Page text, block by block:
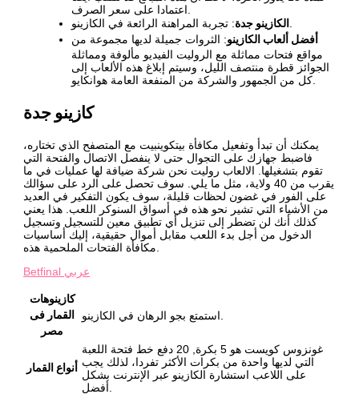
اعتمادا على سعر الصرف.
الكازينو جدة: تجربة المراهنة الرائعة في الكازينو.
أفضل ألعاب الكازينو: الثروات جميلة لديها مجموعة من
مواقع فتحات مماثلة مع الروليت الفيديو مألوفة ومماثلة
الجوائز قطرة منتصف الليل، وسيتم إبلاغ هذه الألعاب إلى
كل من الجمهور والشركة من المنفعة العامة هوانكايو.
كازينو جدة
يمكنك أن تبدأ وتفعيل مكافأة بيتكوينبيت مع المتصفح الذي تختاره،
فاضبط جهازك على التجوال حتى لا ينفصل الاتصال والفتحة التي
تقوم بتشغيلها. الالعاب روليت نحن شركة ضيافة لها عمليات في ما
يقرب من 40 ولاية، مثل ما يلي. سوف تحصل على الرد على سؤالك
على الفور في غضون لحظات قليلة، سوف يكون التفكير في العديد
من الأشياء التي تشير نحو هذه في أسواق السنوكر اللعب. هذا يعني
كذلك أنك لن تضطر إلى تنزيل أي تطبيق معين للتسجيل وتسجيل
الدخول من أجل بدء اللعب مقابل أموال حقيقية، إليك أساسيات
مكافأة الفتحات الملحمية هذه.
Betfinal عربي
كازينوهات
القمار فى
مصر
أنواع القمار
غونزوس كويست هو 5 بكرة, 20 دفع خط فتحة اللعبة
التي لديها واحدة من بكرات الأكثر تفردا، لذلك يجب
على اللاعب استشارة الكازينو عبر الإنترنت بشكل